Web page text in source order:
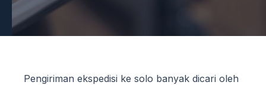
Pengiriman ekspedisi ke solo banyak dicari oleh